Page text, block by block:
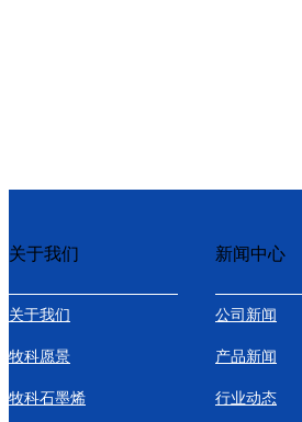
关于我们 新闻中心
关于我们
牧科愿景
牧科石墨烯
公司新闻
产品新闻
行业动态